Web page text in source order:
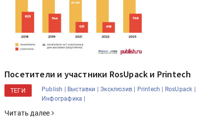
Посетители и участники RosUpack и Printech
ТЕГИ Publish | Выставки | Эксклюзив | Printech |
RosUpack |
Инфографика |
Читать далее